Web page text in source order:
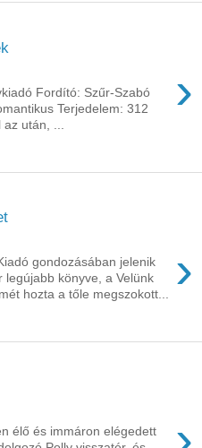
›
Fordító: Szűr-Szabó
Terjedelem: 312
után, ...
›
gondozásában jelenik
legújabb könyve, a Velünk
hozta a tőle megszokott...
élő és immáron elégedett